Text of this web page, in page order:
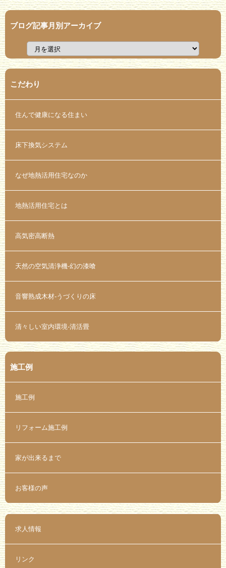
ブログ記事月別アーカイブ
こだわり
住んで健康になる住まい
床下換気システム
なぜ地熱活用住宅なのか
地熱活用住宅とは
高気密高断熱
天然の空気清浄機-幻の漆喰
音響熟成木材-うづくりの床
清々しい室内環境-清活畳
施工例
施工例
リフォーム施工例
家が出来るまで
お客様の声
求人情報
リンク